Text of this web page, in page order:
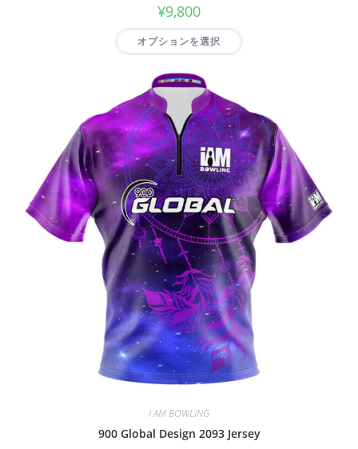
¥9,800
オプションを選択
I AM BOWLING
900 Global Design 2093 Jersey